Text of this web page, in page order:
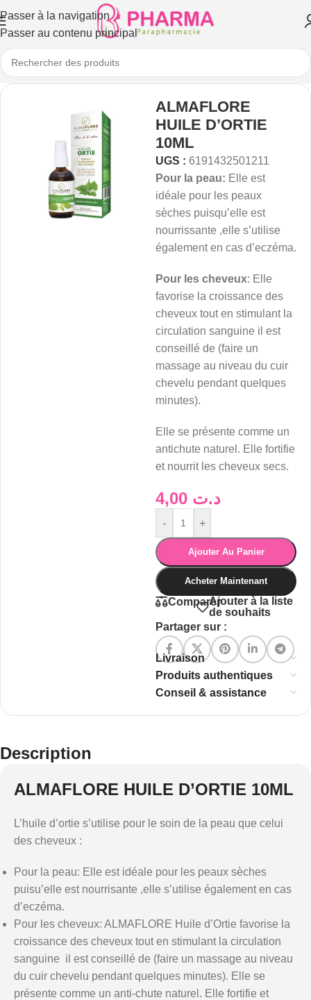
Passer à la navigation
Passer au contenu principal
ALMAFLORE
HUILE D’ORTIE
10ML
UGS : 6191432501211
Pour la peau: Elle est
idéale pour les peaux
sèches puisqu’elle est
nourrissante ,elle s’utilise
également en cas d’eczéma.
Pour les cheveux: Elle
favorise la croissance des
cheveux tout en stimulant la
circulation sanguine il est
conseillé de (faire un
massage au niveau du cuir
chevelu pendant quelques
minutes).
Elle se présente comme un
antichute naturel. Elle fortifie
et nourrit les cheveux secs.
د.ت
- +
Ajouter Au Panier
Acheter Maintenant
ComparerAjouter à la liste
de souhaits
Partager sur :
Livraison
Produits authentiques
Conseil & assistance
Description
ALMAFLORE HUILE D’ORTIE 10ML
L’huile d’ortie s’utilise pour le soin de la peau que celui
des cheveux :
Pour la peau: Elle est idéale pour les peaux sèches
puisu’elle est nourrisante ,elle s’utilise également en cas
d’eczéma.
Pour les cheveux: ALMAFLORE Huile d’Ortie favorise la
croissance des cheveux tout en stimulant la circulation
sanguine il est conseillé de (faire un massage au niveau
du cuir chevelu pendant quelques minutes). Elle se
présente comme un anti-chute naturel. Elle fortifie et